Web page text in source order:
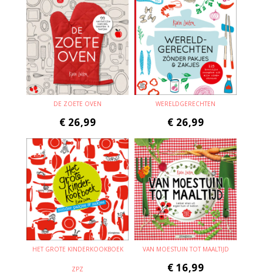
DE ZOETE OVEN
€ 26,99
WERELDGERECHTEN
€ 26,99
HET GROTE KINDERKOOKBOEK
ZPZ
VAN MOESTUIN TOT MAALTIJD
€ 16,99